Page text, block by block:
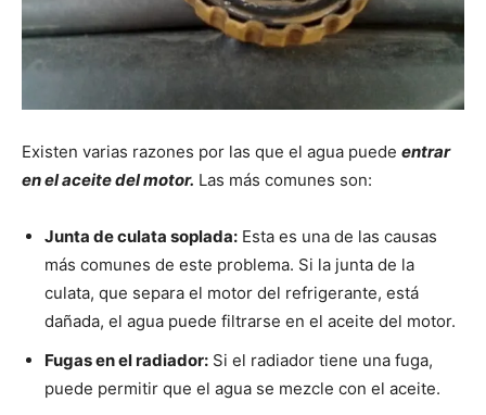
Existen varias razones por las que el agua puede entrar
en el aceite del motor. Las más comunes son:
Junta de culata soplada: Esta es una de las causas
más comunes de este problema. Si la junta de la
culata, que separa el motor del refrigerante, está
dañada, el agua puede filtrarse en el aceite del motor.
Fugas en el radiador: Si el radiador tiene una fuga,
puede permitir que el agua se mezcle con el aceite.